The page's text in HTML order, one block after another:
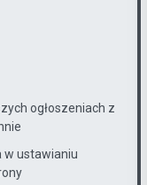
ogłoszeniach z
w ustawianiu